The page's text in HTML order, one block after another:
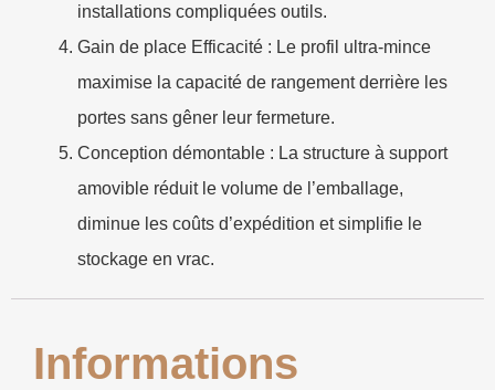
installations compliquées outils.
Gain de place Efficacité : Le profil ultra-mince
maximise la capacité de rangement derrière les
portes sans gêner leur fermeture.
Conception démontable : La structure à support
amovible réduit le volume de l’emballage,
diminue les coûts d’expédition et simplifie le
stockage en vrac.
Informations